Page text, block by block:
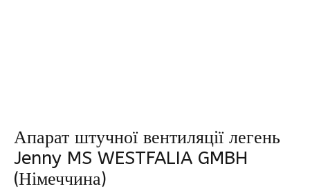
Апарат штучної вентиляції легень
Jenny MS WESTFALIA GMBH
(Німеччина)